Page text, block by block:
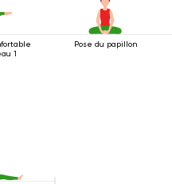
1
Pose du papillon